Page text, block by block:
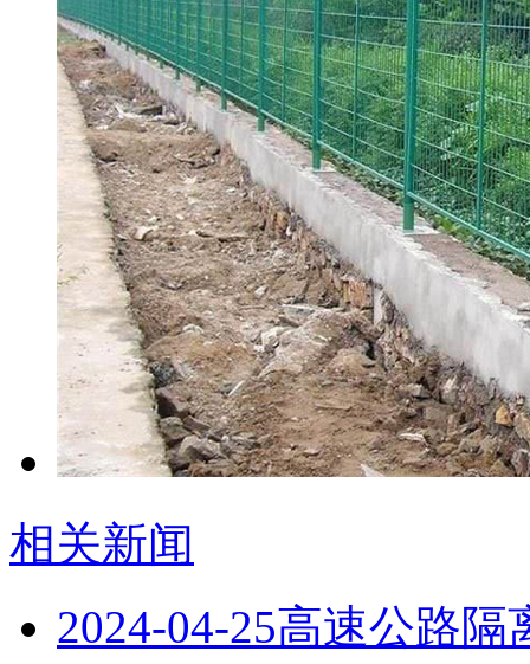
相关新闻
2024-04-25高速公路隔